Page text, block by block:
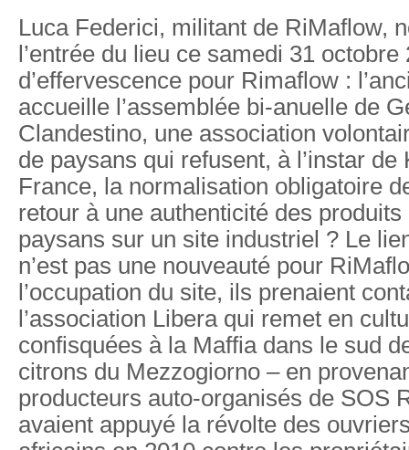
Luca Federici, militant de RiMaflow,
l’entrée du lieu ce samedi 31 octobre
d’effervescence pour Rimaflow :
accueille l’assemblée bi-anuelle de
Clandestino, une association
de paysans qui refusent, à l’instar de
France, la normalisation obligatoire
retour à une authenticité des
paysans sur un site industriel ? Le
n’est pas une nouveauté pour
l’occupation du site, ils prenaient
l’association Libera qui remet en
confisquées à la Maffia dans le sud
citrons du Mezzogiorno – en
producteurs auto-organisés de SOS
avaient appuyé la révolte des